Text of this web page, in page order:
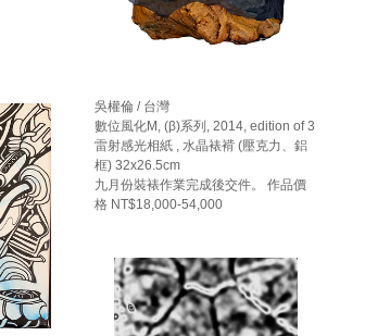
吳權倫 / 台灣
數位風化M, (β)系列, 2014, edition of 3
雷射感光相紙 , 水晶裱褙 (壓克力、鋁
框) 32x26.5cm
九月份裝裱作業完成後交件。 作品價
格 NT$18,000-54,000